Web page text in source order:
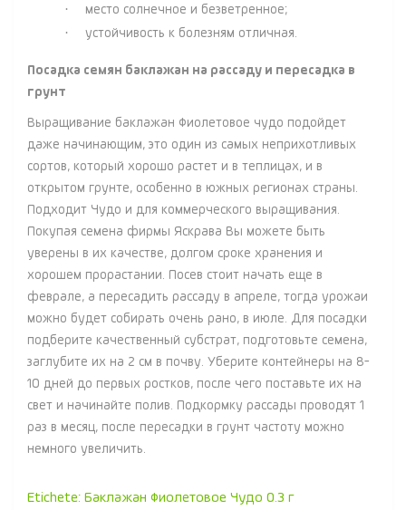
· место солнечное и безветренное;
· устойчивость к болезням отличная.
Посадка семян баклажан на рассаду и пересадка в
грунт
Выращивание баклажан Фиолетовое чудо подойдет
даже начинающим, это один из самых неприхотливых
сортов, который хорошо растет и в теплицах, и в
открытом грунте, особенно в южных регионах страны.
Подходит Чудо и для коммерческого выращивания.
Покупая семена фирмы Яскрава Вы можете быть
уверены в их качестве, долгом сроке хранения и
хорошем прорастании. Посев стоит начать еще в
феврале, а пересадить рассаду в апреле, тогда урожаи
можно будет собирать очень рано, в июле. Для посадки
подберите качественный субстрат, подготовьте семена,
заглубите их на 2 см в почву. Уберите контейнеры на 8-
10 дней до первых ростков, после чего поставьте их на
свет и начинайте полив. Подкормку рассады проводят 1
раз в месяц, после пересадки в грунт частоту можно
немного увеличить.
Etichete: Баклажан Фиолетовое Чудо 0.3 г